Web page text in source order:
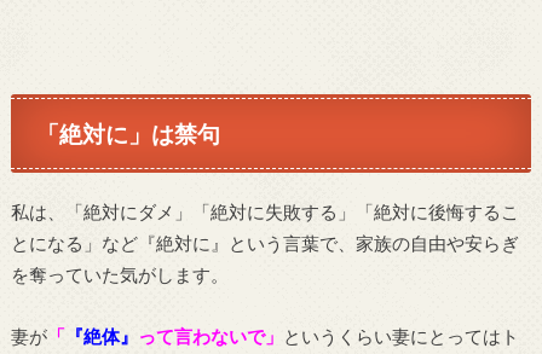
「絶対に」は禁句
私は、「絶対にダメ」「絶対に失敗する」「絶対に後悔するこ
とになる」など『絶対に』という言葉で、家族の自由や安らぎ
を奪っていた気がします。
妻が「『絶体』 って言わないで」 というくらい妻にとってはト